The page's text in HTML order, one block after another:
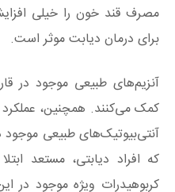
مصرف قند خون را خیلی
برای درمان دیابت موثر است.
آنزیم‌های طبیعی موجود در
کمک می‌کنند. همچنین، عملکرد
آنتی‌بیوتیک‌های طبیعی موجود
که افراد دیابتی، مستعد
کربوهیدرات ویژه موجود